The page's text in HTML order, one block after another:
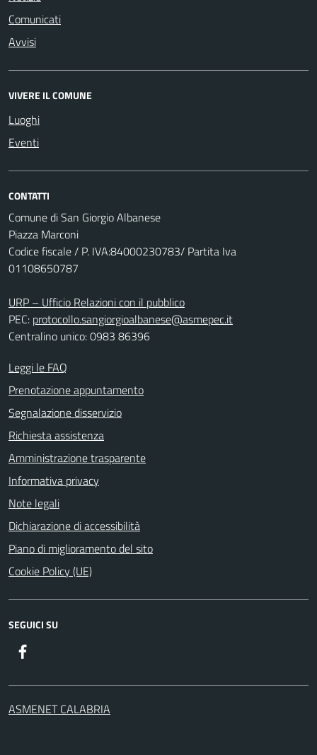
Comunicati
Avvisi
VIVERE IL COMUNE
Luoghi
Eventi
CONTATTI
Comune di San Giorgio Albanese
Piazza Marconi
Codice fiscale / P. IVA:84000230783/ Partita Iva
01108650787
URP – Ufficio Relazioni con il pubblico
PEC: protocollo.sangiorgioalbanese@asmepec.it
Centralino unico: 0983 86396
Leggi le FAQ
Prenotazione appuntamento
Segnalazione disservizio
Richiesta assistenza
Amministrazione trasparente
Informativa privacy
Note legali
Dichiarazione di accessibilità
Piano di miglioramento del sito
Cookie Policy (UE)
SEGUICI SU
ASMENET CALABRIA